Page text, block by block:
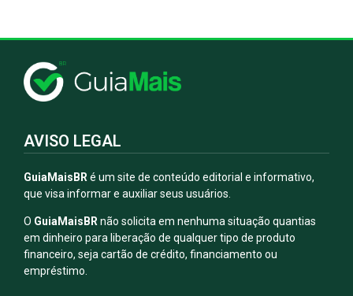
AVISO LEGAL
GuiaMaisBR é um site de conteúdo editorial e informativo,
que visa informar e auxiliar seus usuários.
O GuiaMaisBRnão solicita em nenhuma situação quantias
em dinheiro para liberação de qualquer tipo de produto
financeiro, seja cartão de crédito, financiamento ou
empréstimo.